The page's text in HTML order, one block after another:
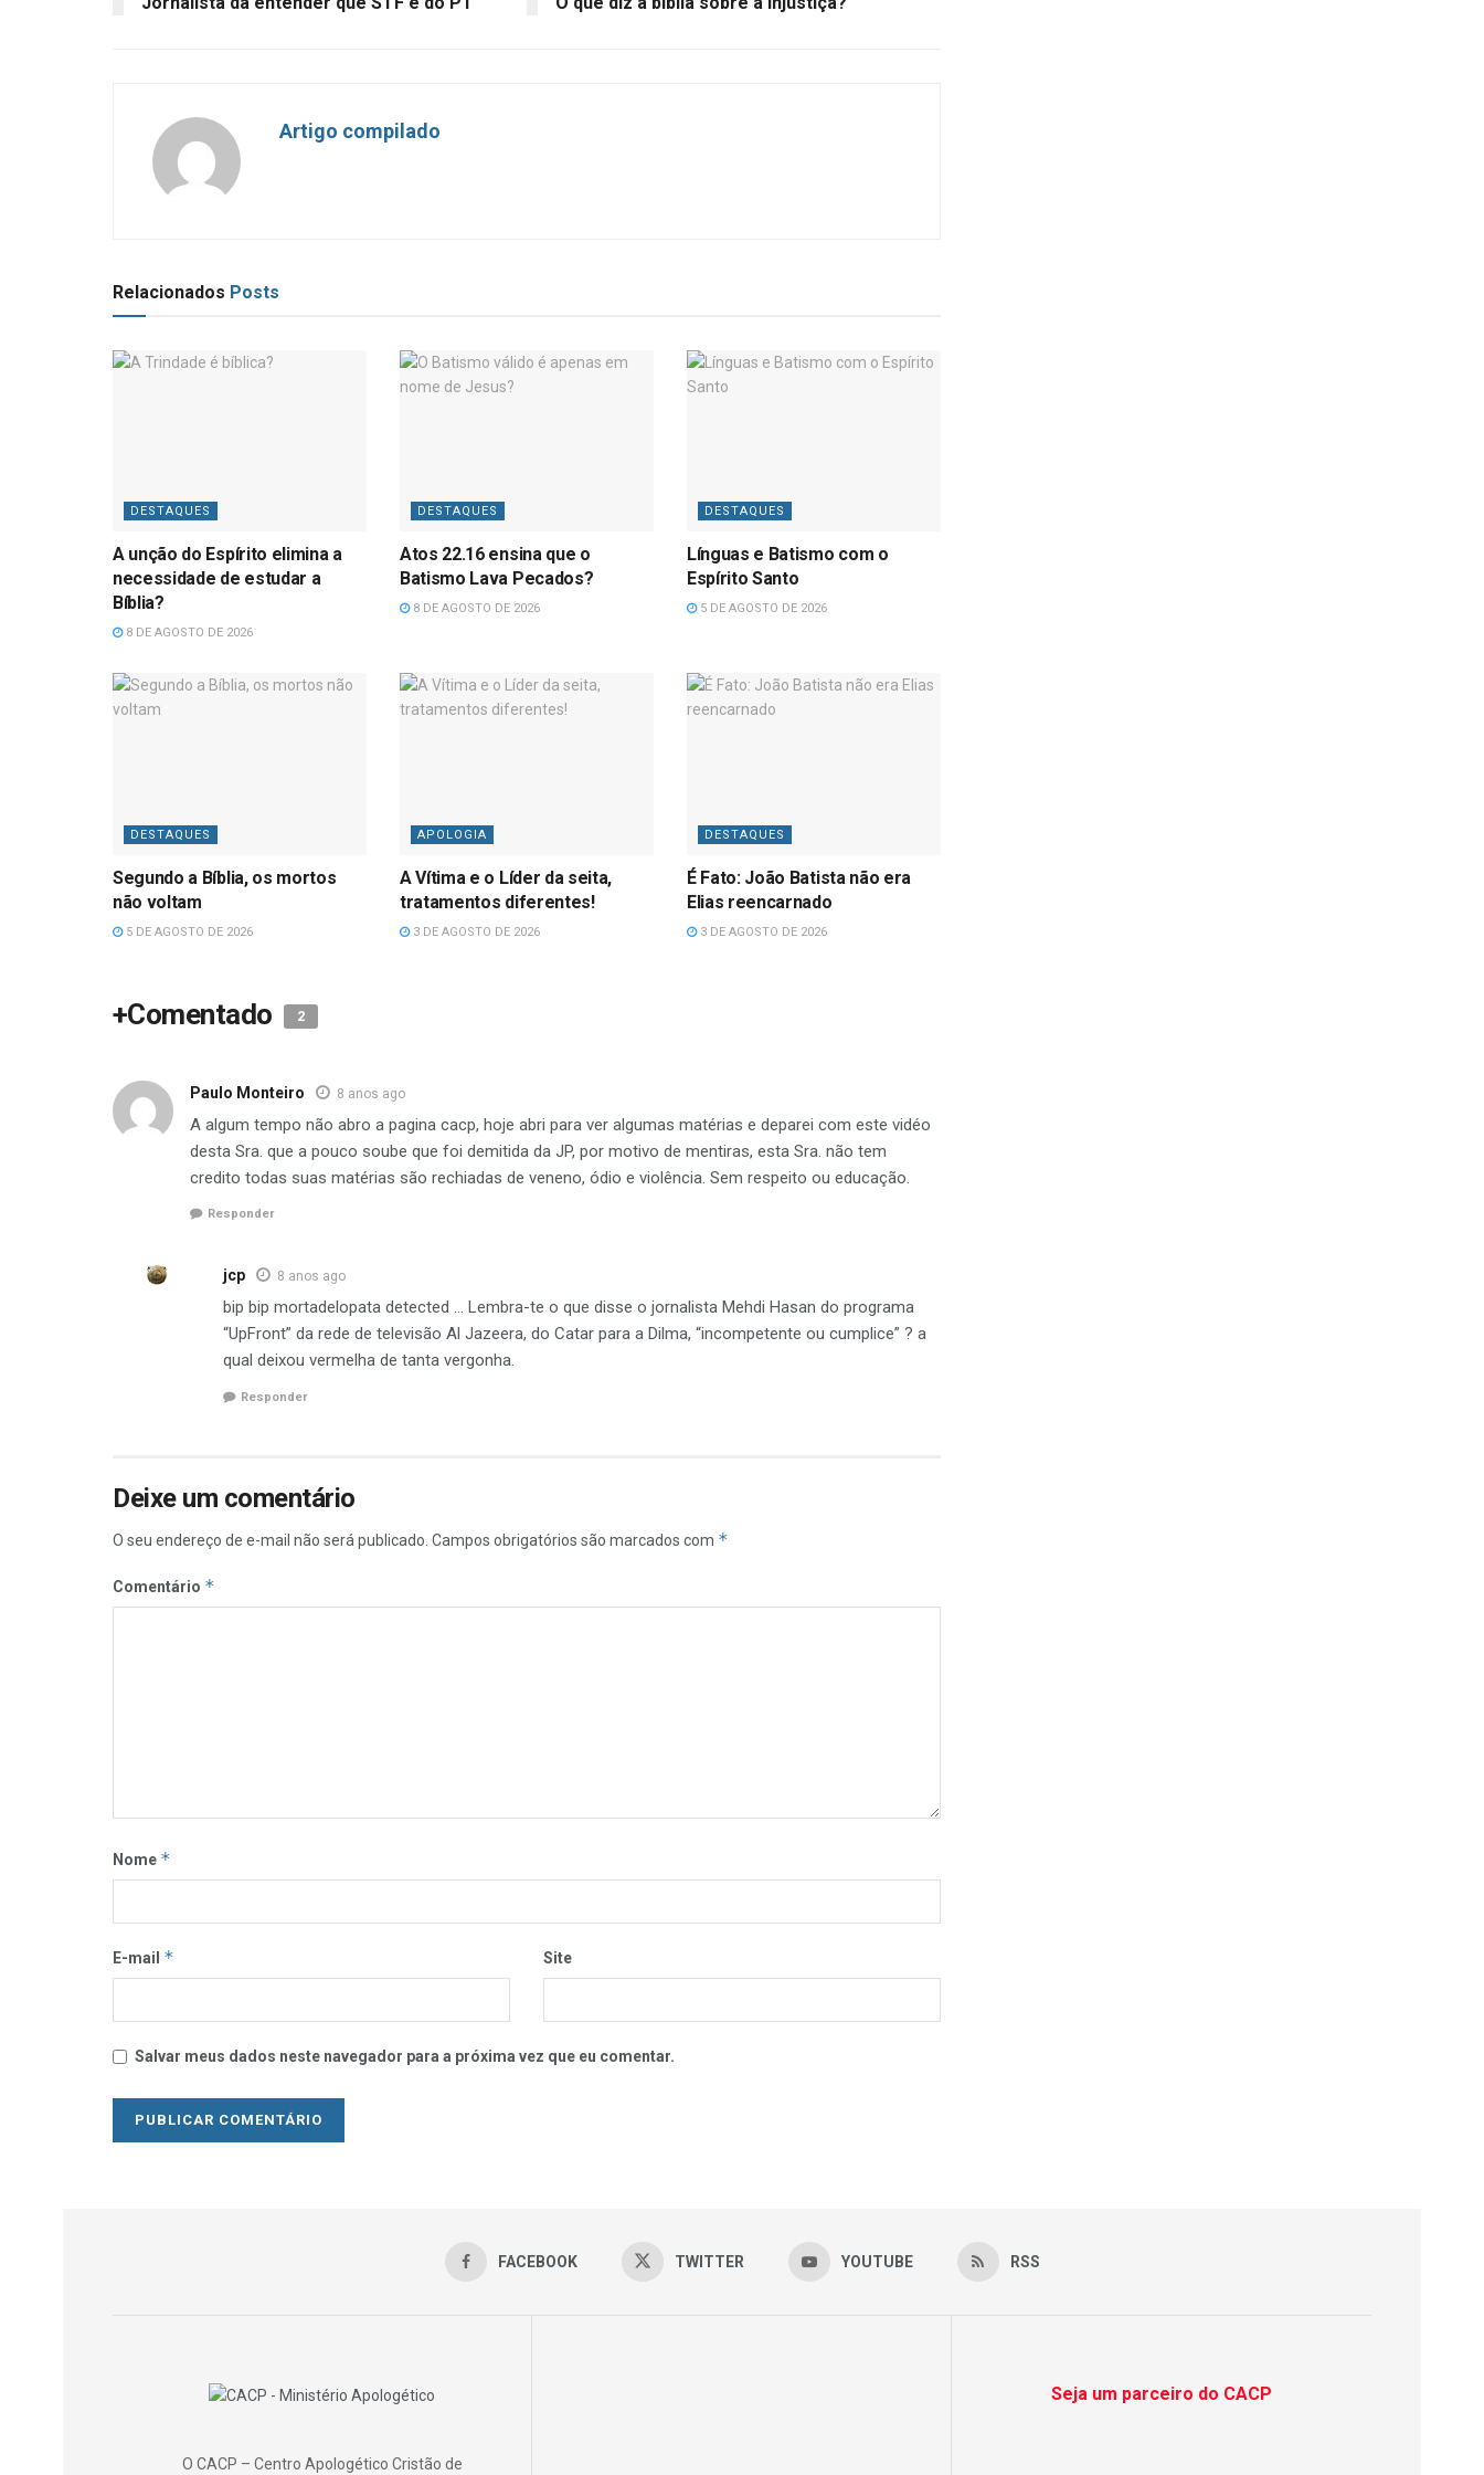
Artigo compilado
Relacionados Posts
DESTAQUES
A unção do Espírito elimina a
necessidade de estudar a
Bíblia?
8 DE AGOSTO DE 2026
DESTAQUES
Atos 22.16 ensina que o
Batismo Lava Pecados?
8 DE AGOSTO DE 2026
DESTAQUES
Línguas e Batismo com o
Espírito Santo
5 DE AGOSTO DE 2026
DESTAQUES
Segundo a Bíblia, os mortos
não voltam
5 DE AGOSTO DE 2026
APOLOGIA
A Vítima e o Líder da seita,
tratamentos diferentes!
3 DE AGOSTO DE 2026
DESTAQUES
É Fato: João Batista não era
Elias reencarnado
3 DE AGOSTO DE 2026
+Comentado 2
Paulo Monteiro 8 anos ago
A algum tempo não abro a pagina cacp, hoje abri para ver algumas matérias e deparei com este vidéo
desta Sra. que a pouco soube que foi demitida da JP, por motivo de mentiras, esta Sra. não tem
credito todas suas matérias são rechiadas de veneno, ódio e violência. Sem respeito ou educação.
Responder
jcp 8 anos ago
bip bip mortadelopata detected … Lembra-te o que disse o jornalista Mehdi Hasan do programa
“UpFront” da rede de televisão Al Jazeera, do Catar para a Dilma, “incompetente ou cumplice” ? a
qual deixou vermelha de tanta vergonha.
Responder
Deixe um comentário
O seu endereço de e-mail não será publicado. Campos obrigatórios são marcados com *
Comentário *
Nome *
E-mail * Site
Salvar meus dados neste navegador para a próxima vez que eu comentar.
FACEBOOK TWITTER YOUTUBE RSS
O CACP – Centro Apologético Cristão de
Seja um parceiro do CACP